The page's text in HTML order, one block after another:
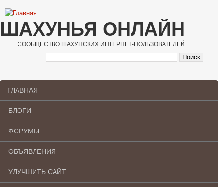
Перейти к основному содержанию
ШАХУНЬЯ ОНЛАЙН
СООБЩЕСТВО ШАХУНСКИХ ИНТЕРНЕТ-ПОЛЬЗОВАТЕЛЕЙ
Main menu
ГЛАВНАЯ
БЛОГИ
ФОРУМЫ
ОБЪЯВЛЕНИЯ
УЛУЧШИТЬ САЙТ